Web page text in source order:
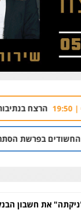
הוארך
הנכסים: דודי
את חשבון